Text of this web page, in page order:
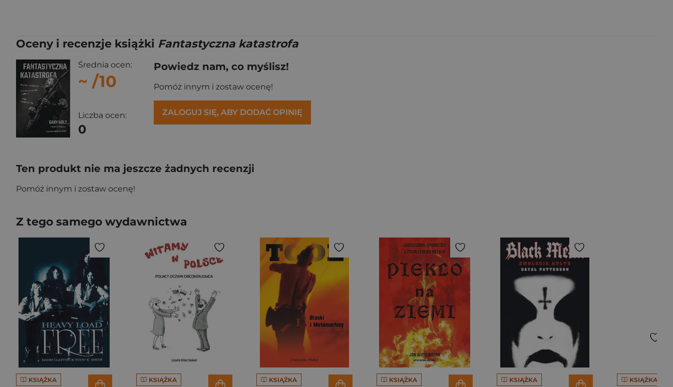
Oceny i recenzje książki Fantastyczna katastrofa
Średnia ocen:
~ /10
Liczba ocen:
0
Powiedz nam, co myślisz!
Pomóż innym i zostaw ocenę!
ZALOGUJ SIĘ, ABY DODAĆ OPINIĘ
Ten produkt nie ma jeszcze żadnych recenzji
Pomóż innym i zostaw ocenę!
Z tego samego wydawnictwa
KSIĄŻKA KSIĄŻKA KSIĄŻKA KSIĄŻKA KSIĄŻKA KSIĄŻKA